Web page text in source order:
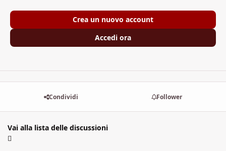
Crea un nuovo account
Accedi ora
Condividi Follower
Vai alla lista delle discussioni